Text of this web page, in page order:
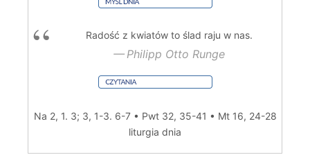
Radość z kwiatów to ślad raju w nas.
Philipp Otto Runge
Na 2, 1. 3; 3, 1-3. 6-7 • Pwt 32, 35-41 • Mt 16, 24-28
liturgia dnia